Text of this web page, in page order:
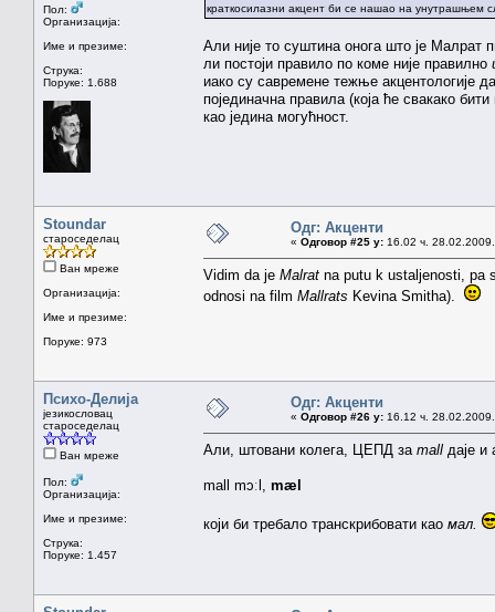
Пол:
Организација:
Име и презиме:
Струка:
Поруке: 1.688
краткосилазни акцент би се нашао на унутрашњем
Али није то суштина онога што је Малрат
ли постоји правило по коме није правилно
иако су савремене тежње акцентологије
појединачна правила (која ће свакако
као једина могућност.
Stoundar
староседелац
Ван мреже
Организација:
Име и презиме:
Поруке: 973
Одг: Акценти
« Одговор #25 у: 16.02 ч.
Vidim da je Malrat na putu k ustaljenosti, pa
odnosi na film Mallrats Kevina Smitha).
Психо-Делија
језикословац
староседелац
Ван мреже
Пол:
Организација:
Име и презиме:
Струка:
Поруке: 1.457
Одг: Акценти
« Одговор #26 у: 16.12 ч.
Али, штовани колега, ЦЕПД за mall даје и
mall mɔːl, mæl
који би требало транскрибовати као мал.